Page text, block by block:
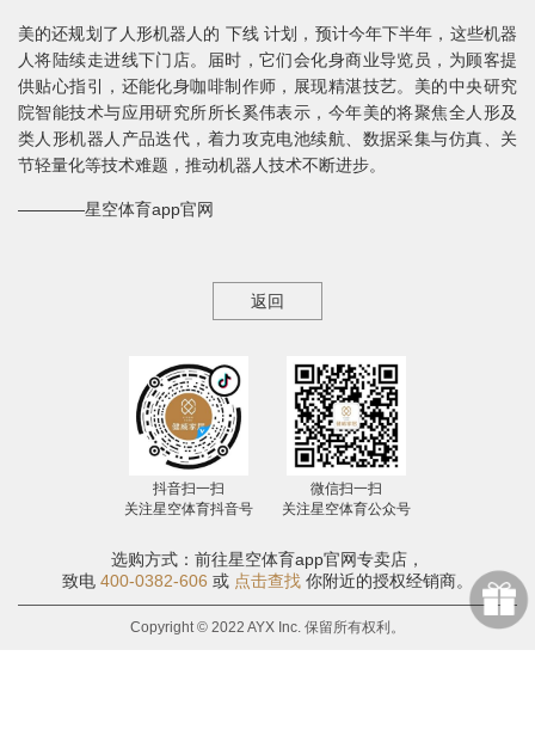
美的还规划了人形机器人的 下线 计划，预计今年下半年，这些机器
人将陆续走进线下门店。届时，它们会化身商业导览员，为顾客提
供贴心指引，还能化身咖啡制作师，展现精湛技艺。美的中央研究
院智能技术与应用研究所所长奚伟表示，今年美的将聚焦全人形及
类人形机器人产品迭代，着力攻克电池续航、数据采集与仿真、关
节轻量化等技术难题，推动机器人技术不断进步。
————星空体育app官网
返回
抖音扫一扫
关注星空体育抖音号
微信扫一扫
关注星空体育公众号
选购方式：前往星空体育app官网专卖店，
致电 400-0382-606 或 点击查找 你附近的授权经销商。
Copyright © 2022 AYX Inc. 保留所有权利。